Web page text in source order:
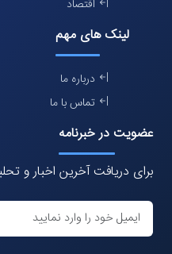
اقتصاد
لینک های مهم
درباره ما
تماس با ما
عضویت در خبرنامه
برای دریافت آخرین اخبار و